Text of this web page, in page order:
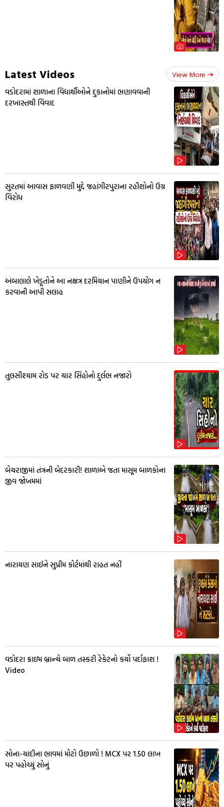
Latest Videos View More
વડોદરામાં શાળાના વિદ્યાર્થીઓને દુકાનોમાં ભણાવવાની
દરખાસ્તથી વિવાદ
સુરતમાં આવાસ ફાળવણી મુદ્દે જહાંગીરપુરાના રહીશોનો ઉગ્ર
વિરોધ
અંબાલાલે ખેડૂતોને આ નક્ષત્ર દરમિયાન પાણીને ઉપયોગ ન
કરવાની આપી સલાહ
તુલસીશ્યામ રોડ પર ચાર સિંહોનો દુર્લભ નજારો
બેચરાજીમાં તંત્રની બેદરકારી! શાળાએ જતા માસૂમ બાળકોના
જીવ જોખમમાં
નારાયણ સાઈને સુપ્રીમ કોર્ટમાંથી રાહત નહીં
વડોદરા ક્રાઇમ બ્રાન્ચે બાળ તસ્કરી રેકેટનો કર્યો પર્દાફાશ !
Video
સોના-ચાંદીના ભાવમાં મોટો ઉછાળો ! MCX પર ₹1.50 લાખ
પર પહોચ્યું સોનું